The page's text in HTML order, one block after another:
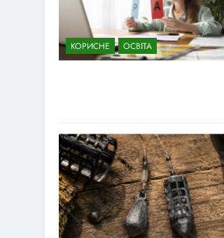
КОРИСНЕ ОСВІТА